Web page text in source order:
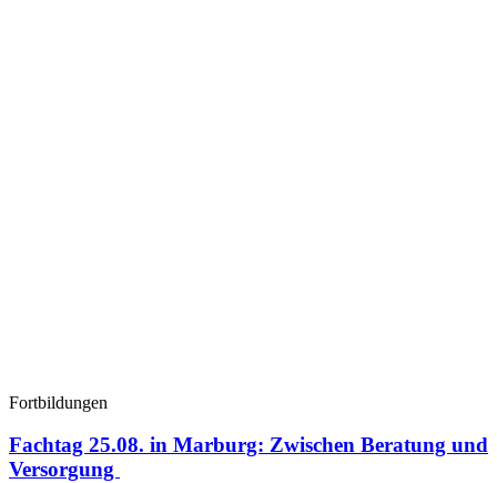
Fortbildungen
Fachtag 25.08. in Marburg: Zwischen Beratung und
Versorgung